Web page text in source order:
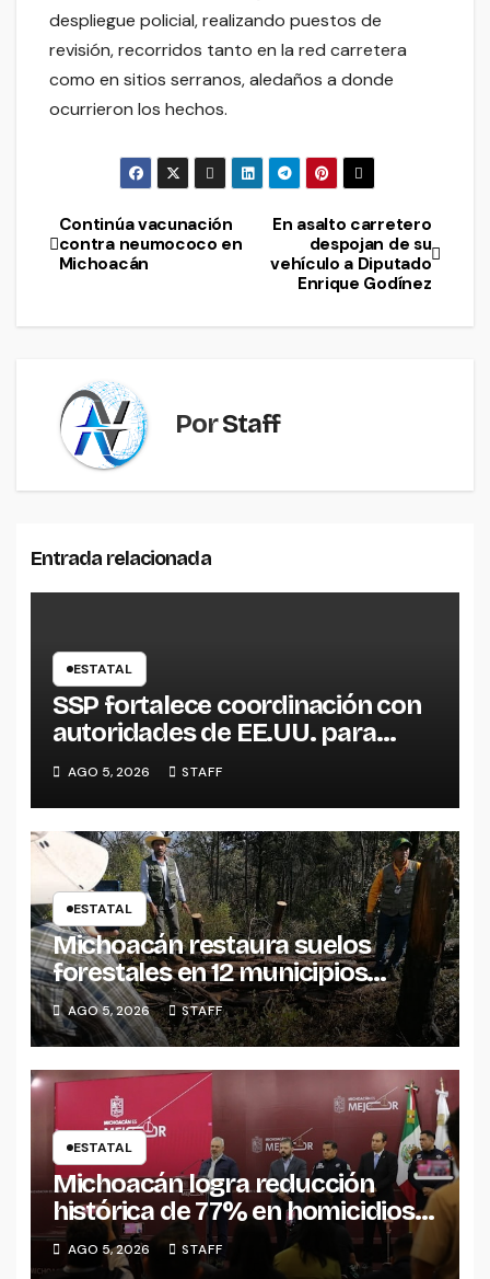
despliegue policial, realizando puestos de
revisión, recorridos tanto en la red carretera
como en sitios serranos, aledaños a donde
ocurrieron los hechos.
Navegación
de
entradas
En asalto carretero
despojan de su
vehículo a Diputado
Enrique Godínez
Continúa vacunación
contra neumococo en
Michoacán
PorStaff
Entrada relacionada
ESTATAL
SSP fortalece coordinación con
autoridades de EE.UU. para
reforzar seguridad en la región
aguacatera
AGO 5, 2026 STAFF
ESTATAL
Michoacán restaura suelos
forestales en 12 municipios
afectados por incendios
AGO 5, 2026 STAFF
ESTATAL
Michoacán logra reducción
histórica de 77% en homicidios
respecto al punto más alto en
2021
AGO 5, 2026 STAFF